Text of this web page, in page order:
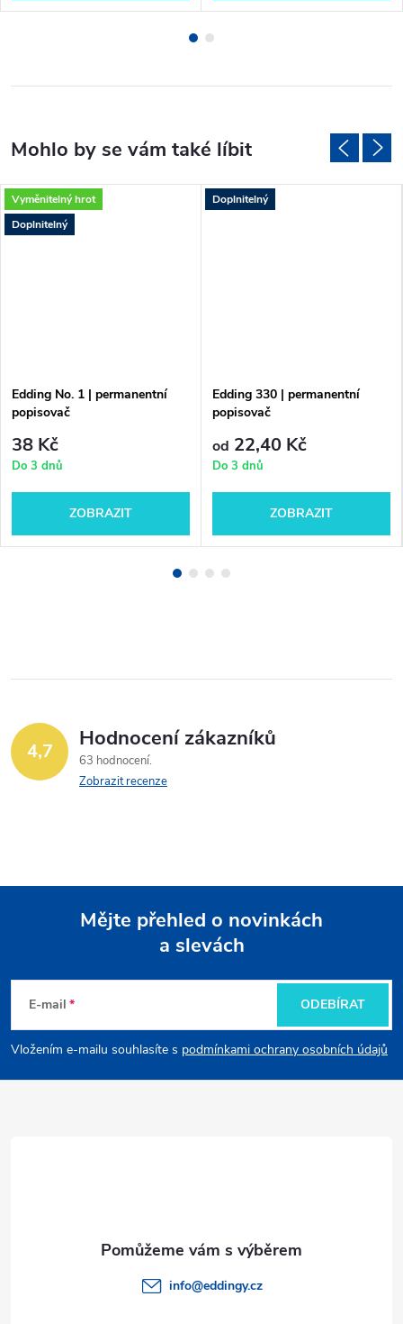
Vyměnitelný hrot
Doplnitelný
Edding No. 1 | permanentní
popisovač
38 Kč
Do 3 dnů
ZOBRAZIT
Doplnitelný
Edding 330 | permanentní
popisovač
od 22,40 Kč
Do 3 dnů
ZOBRAZIT
4,7 Hodnocení zákazníků
63 hodnocení
Zobrazit recenze
p
a
Mějte přehled o novinkách
a slevách
E-mail
Vložením e-mailu souhlasíte s podmínkami ochrany osobních údajů
ODEBÍRAT
info@eddingy.cz